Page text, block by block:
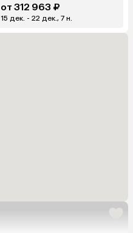
от 312 963 ₽
15 дек. - 22 дек., 7 н.